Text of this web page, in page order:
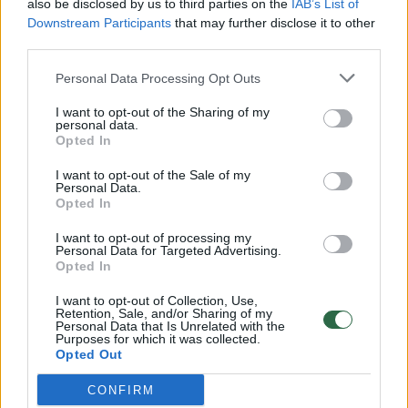
also be disclosed by us to third parties on the IAB’s List of
Downstream Participants that may further disclose it to other
Personal Data Processing Opt Outs
I want to opt-out of the Sharing of my
personal data.
Opted In
I want to opt-out of the Sale of my
Personal Data.
Opted In
I want to opt-out of processing my
Personal Data for Targeted Advertising.
Opted In
I want to opt-out of Collection, Use,
Retention, Sale, and/or Sharing of my
Personal Data that Is Unrelated with the
Purposes for which it was collected.
Opted Out
CONFIRM
Žinios | Lietuvos diena
Savaitės vidurys nusimato karštas: temperatūra kils iki
Žinios | Orai
00:15:54
V. Zalužno pasisakymą laiko bandymu įsitvirtinti
Ukrainos politikoje: jis yra neteisus
Laidos | Nauja diena
Nufilmavo, kaip patvino Vilniaus Vakarinis aplinkkelis:
vaizdas pribloškia
Žinios | Lietuvos diena